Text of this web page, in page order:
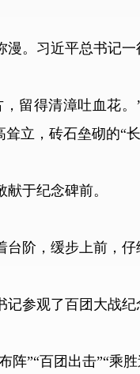
。习近平总书记一
得清漳吐血花。”
耸立，砖石垒砌的“
于纪念碑前。
阶，缓步上前，仔
参观了百团大战纪
”“百团出击”“乘